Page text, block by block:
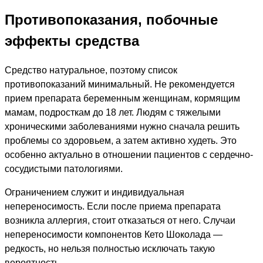
Противопоказания, побочные
эффекты средства
Средство натуральное, поэтому список
противопоказаний минимальный. Не рекомендуется
прием препарата беременным женщинам, кормящим
мамам, подросткам до 18 лет. Людям с тяжелыми
хроническими заболеваниями нужно сначала решить
проблемы со здоровьем, а затем активно худеть. Это
особенно актуально в отношении пациентов с сердечно-
сосудистыми патологиями.
Ограничением служит и индивидуальная
непереносимость. Если после приема препарата
возникла аллергия, стоит отказаться от него. Случаи
непереносимости компонентов Кето Шоколада —
редкость, но нельзя полностью исключать такую